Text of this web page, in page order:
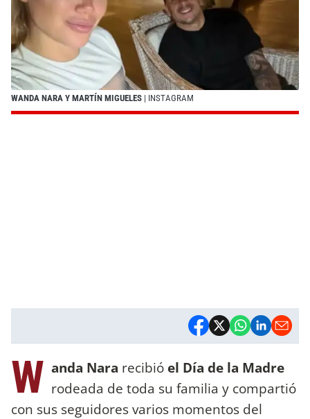
WANDA NARA Y MARTÍN MIGUELES | INSTAGRAM
W anda Nara recibió el Día de la Madre
rodeada de toda su familia y compartió
con sus seguidores varios momentos del